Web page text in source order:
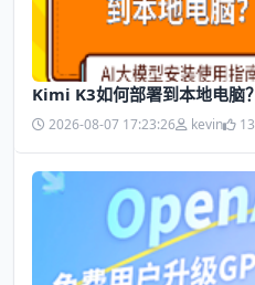
Kimi K3如何部署到本地电脑
2026-08-07 17:23:26 kevin